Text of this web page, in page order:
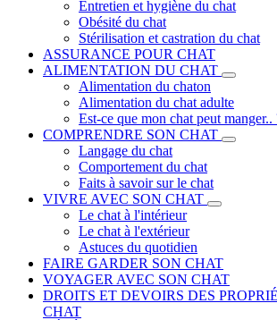
Entretien et hygiène du chat
Obésité du chat
Stérilisation et castration du chat
ASSURANCE POUR CHAT
ALIMENTATION DU CHAT
Alimentation du chaton
Alimentation du chat adulte
Est-ce que mon chat peut manger..
COMPRENDRE SON CHAT
Langage du chat
Comportement du chat
Faits à savoir sur le chat
VIVRE AVEC SON CHAT
Le chat à l'intérieur
Le chat à l'extérieur
Astuces du quotidien
FAIRE GARDER SON CHAT
VOYAGER AVEC SON CHAT
DROITS ET DEVOIRS DES
CHAT